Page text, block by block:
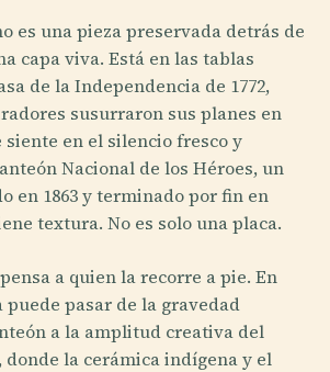
es una pieza preservada detrás de
capa viva. Está en las tablas
de la Independencia de 1772,
susurraron sus planes en
siente en el silencio fresco y
Nacional de los Héroes, un
en 1863 y terminado por fin en
textura. No es solo una placa.
a quien la recorre a pie. En
puede pasar de la gravedad
a la amplitud creativa del
donde la cerámica indígena y el